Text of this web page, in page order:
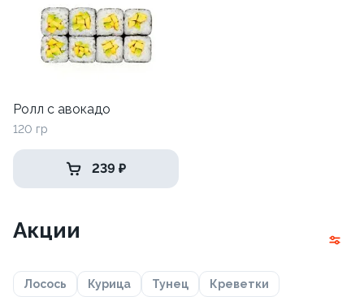
Ролл с авокадо
120 гр
239 ₽
Акции
Лосось Курица Тунец Креветки